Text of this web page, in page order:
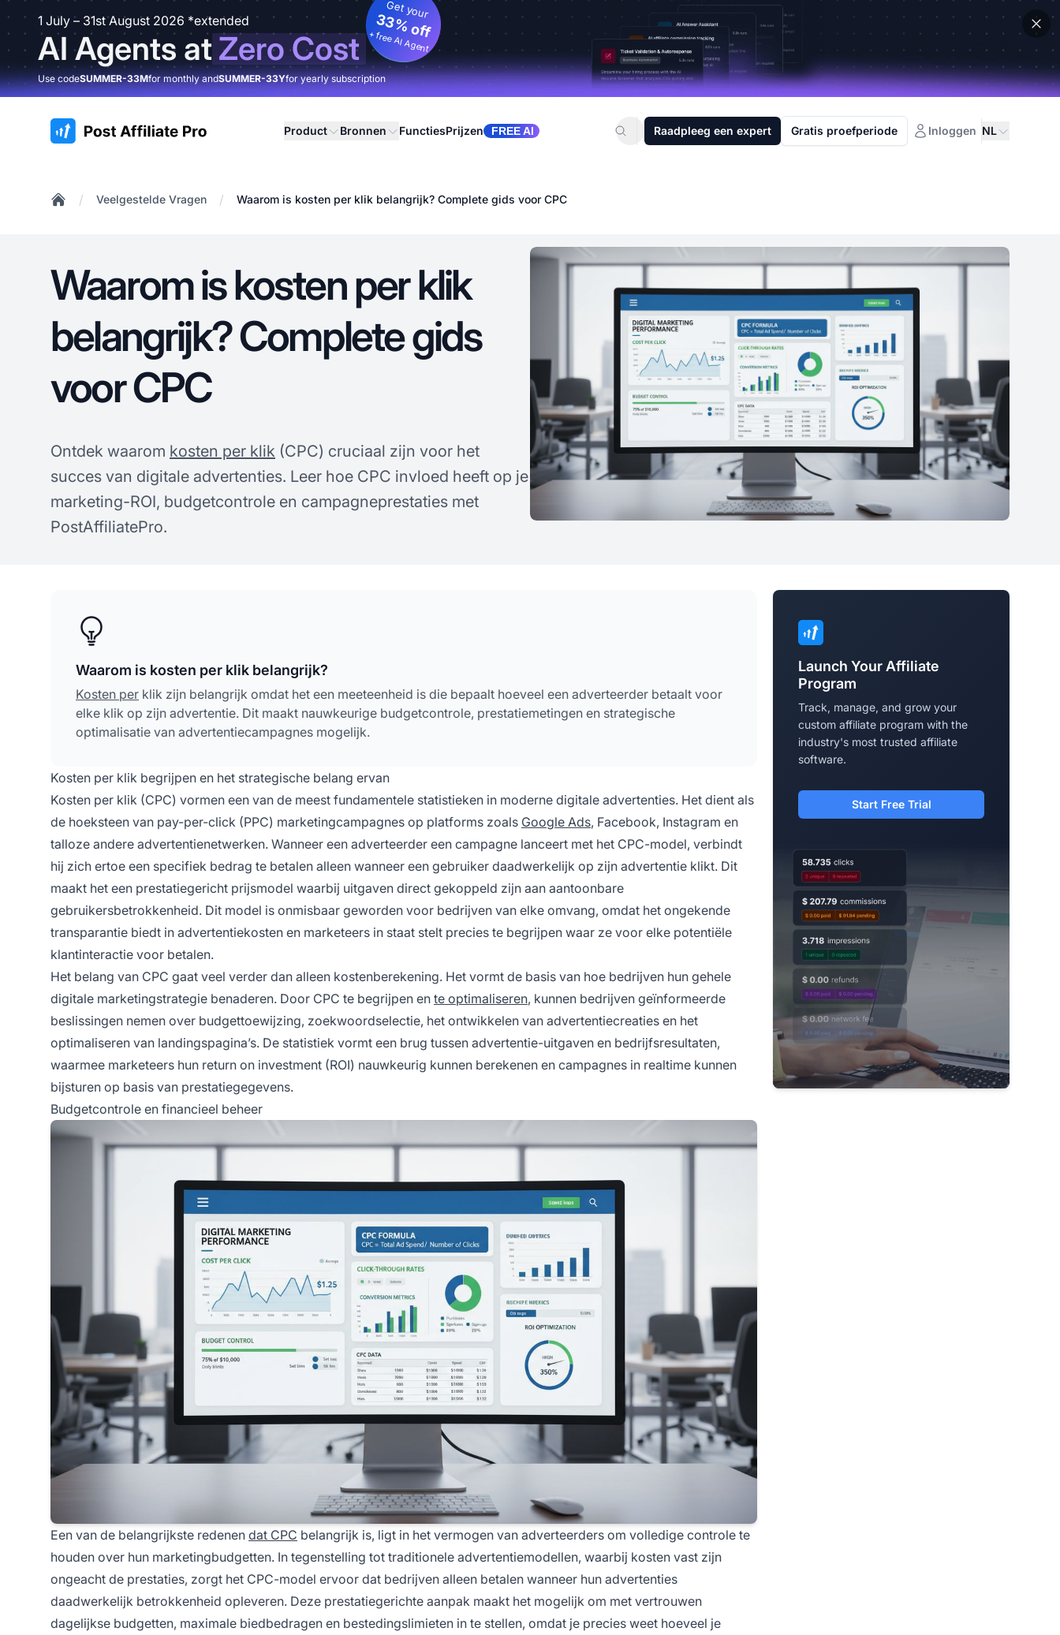
1 July – 31st August 2026 *extended
AI Agents atZero Cost
Get your
33% off
+ free AI Agent
Use codeSUMMER-33Mfor monthly andSUMMER-33Yfor yearly subscription
:site.title Product Bronnen FunctiesPrijzen FREE AI Raadpleeg een expert Gratis proefperiode Inloggen NL
/ Veelgestelde Vragen / Waarom is kosten per klik belangrijk? Complete gids voor CPC
Waarom is kosten per klik
belangrijk? Complete gids
voor CPC
Ontdek waarom kosten per klik (CPC) cruciaal zijn voor het
succes van digitale advertenties. Leer hoe CPC invloed heeft op je
marketing-ROI, budgetcontrole en campagneprestaties met
PostAffiliatePro.
Waarom is kosten per klik belangrijk?
Kosten per klik zijn belangrijk omdat het een meeteenheid is die bepaalt hoeveel een adverteerder betaalt voor
elke klik op zijn advertentie. Dit maakt nauwkeurige budgetcontrole, prestatiemetingen en strategische
optimalisatie van advertentiecampagnes mogelijk.
Kosten per klik begrijpen en het strategische belang ervan
Kosten per klik (CPC) vormen een van de meest fundamentele statistieken in moderne digitale advertenties. Het dient als
de hoeksteen van pay-per-click (PPC) marketingcampagnes op platforms zoals Google Ads, Facebook, Instagram en
talloze andere advertentienetwerken. Wanneer een adverteerder een campagne lanceert met het CPC-model, verbindt
hij zich ertoe een specifiek bedrag te betalen alleen wanneer een gebruiker daadwerkelijk op zijn advertentie klikt. Dit
maakt het een prestatiegericht prijsmodel waarbij uitgaven direct gekoppeld zijn aan aantoonbare
gebruikersbetrokkenheid. Dit model is onmisbaar geworden voor bedrijven van elke omvang, omdat het ongekende
transparantie biedt in advertentiekosten en marketeers in staat stelt precies te begrijpen waar ze voor elke potentiële
klantinteractie voor betalen.
Het belang van CPC gaat veel verder dan alleen kostenberekening. Het vormt de basis van hoe bedrijven hun gehele
digitale marketingstrategie benaderen. Door CPC te begrijpen en te optimaliseren, kunnen bedrijven geïnformeerde
beslissingen nemen over budgettoewijzing, zoekwoordselectie, het ontwikkelen van advertentiecreaties en het
optimaliseren van landingspagina’s. De statistiek vormt een brug tussen advertentie-uitgaven en bedrijfsresultaten,
waarmee marketeers hun return on investment (ROI) nauwkeurig kunnen berekenen en campagnes in realtime kunnen
bijsturen op basis van prestatiegegevens.
Budgetcontrole en financieel beheer
Een van de belangrijkste redenen dat CPC belangrijk is, ligt in het vermogen van adverteerders om volledige controle te
houden over hun marketingbudgetten. In tegenstelling tot traditionele advertentiemodellen, waarbij kosten vast zijn
ongeacht de prestaties, zorgt het CPC-model ervoor dat bedrijven alleen betalen wanneer hun advertenties
daadwerkelijk betrokkenheid opleveren. Deze prestatiegerichte aanpak maakt het mogelijk om met vertrouwen
dagelijkse budgetten, maximale biedbedragen en bestedingslimieten in te stellen, omdat je precies weet hoeveel je
Launch Your Affiliate
Program
Track, manage, and grow your
custom affiliate program with the
industry's most trusted affiliate
software.
Start Free Trial